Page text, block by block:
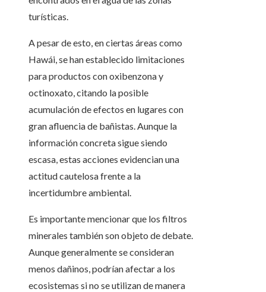
turísticas.
A pesar de esto, en ciertas áreas como
Hawái, se han establecido limitaciones
para productos con oxibenzona y
octinoxato, citando la posible
acumulación de efectos en lugares con
gran afluencia de bañistas. Aunque la
información concreta sigue siendo
escasa, estas acciones evidencian una
actitud cautelosa frente a la
incertidumbre ambiental.
Es importante mencionar que los filtros
minerales también son objeto de debate.
Aunque generalmente se consideran
menos dañinos, podrían afectar a los
ecosistemas si no se utilizan de manera